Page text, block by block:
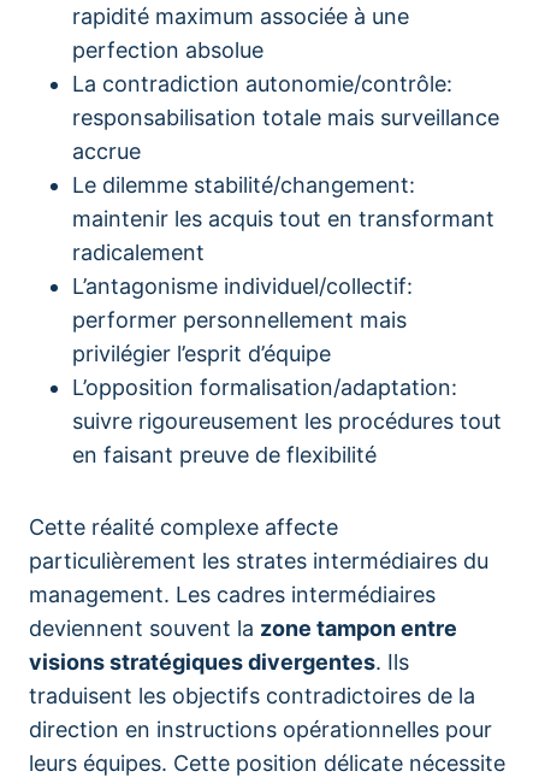
rapidité maximum associée à une
perfection absolue
La contradiction autonomie/contrôle:
responsabilisation totale mais surveillance
accrue
Le dilemme stabilité/changement:
maintenir les acquis tout en transformant
radicalement
L’antagonisme individuel/collectif:
performer personnellement mais
privilégier l’esprit d’équipe
L’opposition formalisation/adaptation:
suivre rigoureusement les procédures tout
en faisant preuve de flexibilité
Cette réalité complexe affecte
particulièrement les strates intermédiaires du
management. Les cadres intermédiaires
deviennent souvent la zone tampon entre
visions stratégiques divergentes. Ils
traduisent les objectifs contradictoires de la
direction en instructions opérationnelles pour
leurs équipes. Cette position délicate nécessite